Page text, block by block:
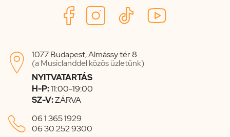

1077 Budapest, Almássy tér 8.
(a Musiclanddel közös üzletünk)
NYITVATARTÁS
H-P:11:00-19:00
SZ-V:ZÁRVA
 06 1 365 1929
06 30 252 9300